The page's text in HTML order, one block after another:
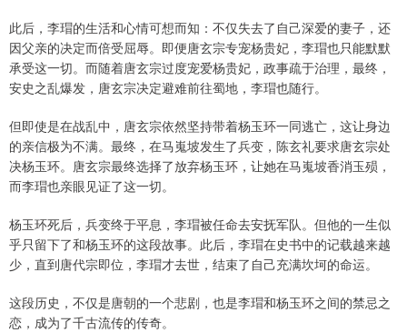
此后，李瑁的生活和心情可想而知：不仅失去了自己深爱的妻子，还
因父亲的决定而倍受屈辱。即便唐玄宗专宠杨贵妃，李瑁也只能默默
承受这一切。而随着唐玄宗过度宠爱杨贵妃，政事疏于治理，最终，
安史之乱爆发，唐玄宗决定避难前往蜀地，李瑁也随行。
但即使是在战乱中，唐玄宗依然坚持带着杨玉环一同逃亡，这让身边
的亲信极为不满。最终，在马嵬坡发生了兵变，陈玄礼要求唐玄宗处
决杨玉环。唐玄宗最终选择了放弃杨玉环，让她在马嵬坡香消玉殒，
而李瑁也亲眼见证了这一切。
杨玉环死后，兵变终于平息，李瑁被任命去安抚军队。但他的一生似
乎只留下了和杨玉环的这段故事。此后，李瑁在史书中的记载越来越
少，直到唐代宗即位，李瑁才去世，结束了自己充满坎坷的命运。
这段历史，不仅是唐朝的一个悲剧，也是李瑁和杨玉环之间的禁忌之
恋，成为了千古流传的传奇。